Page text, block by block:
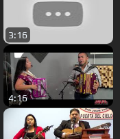
3:16
4:16